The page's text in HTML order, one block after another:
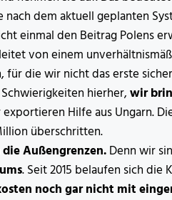
nach dem aktuell geplanten
einmal den Beitrag Polens
von einem
für die wir nicht das erste
hierher,wir
Hilfe aus Ungarn.
überschritten.
Außengrenzen.Denn wir
. Seit 2015 belaufen sich die
noch gar nicht mit